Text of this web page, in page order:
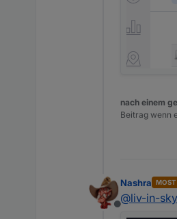
nach einem
Beitrag wenn
Offline
Nashra
@liv-in-sky